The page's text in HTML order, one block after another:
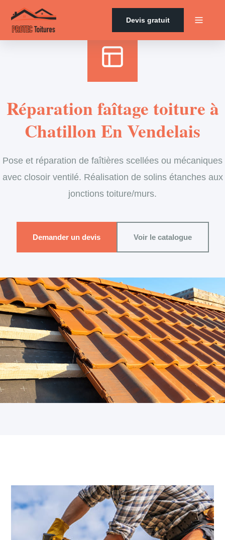
Devis gratuit
Réparation faîtage toiture à
Chatillon En Vendelais
Pose et réparation de faîtières scellées ou mécaniques
avec closoir ventilé. Réalisation de solins étanches aux
jonctions toiture/murs.
Demander un devis Voir le catalogue